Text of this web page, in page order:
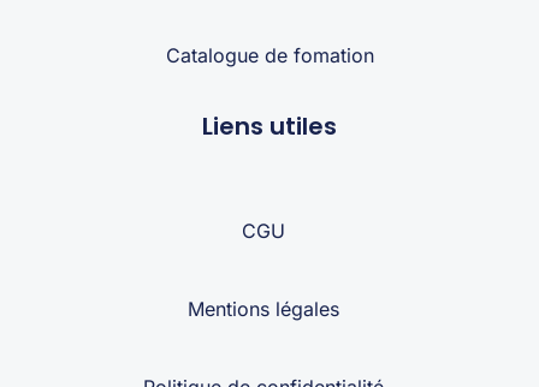
Catalogue de fomation
Liens utiles
CGU
Mentions légales